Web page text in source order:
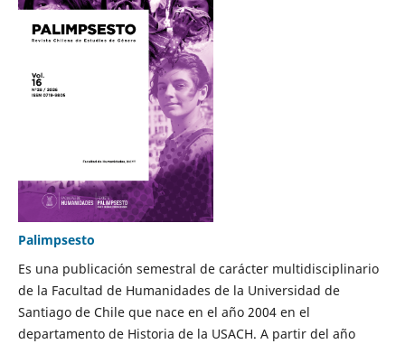
Palimpsesto
Es una publicación semestral de carácter multidisciplinario
de la Facultad de Humanidades de la Universidad de
Santiago de Chile que nace en el año 2004 en el
departamento de Historia de la USACH. A partir del año